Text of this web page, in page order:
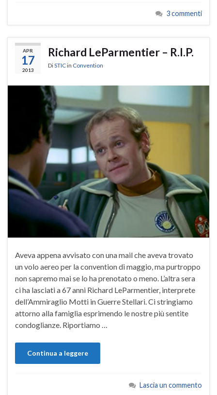
3 commenti
APR
17
2013
Richard LeParmentier – R.I.P.
DiSTICin Convention
Aveva appena avvisato con una mail che aveva trovato
un volo aereo per la convention di maggio, ma purtroppo
non sapremo mai se lo ha prenotato o meno. L’altra sera
ci ha lasciati a 67 anni Richard LeParmentier, interprete
dell’Ammiraglio Motti in Guerre Stellari. Ci stringiamo
attorno alla famiglia esprimendo le nostre più sentite
condoglianze. Riportiamo …
Continua a leggere
Lascia un commento